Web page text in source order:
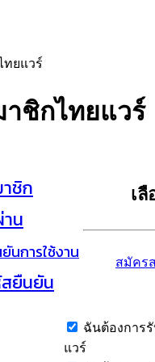
ชิกไทยแวร์
ชิก
น
นการใช้งาน
ยืนยัน
เ
สมัคร
ฉันต้องการ
แวร์